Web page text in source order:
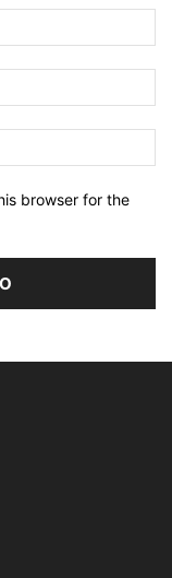
browser for the